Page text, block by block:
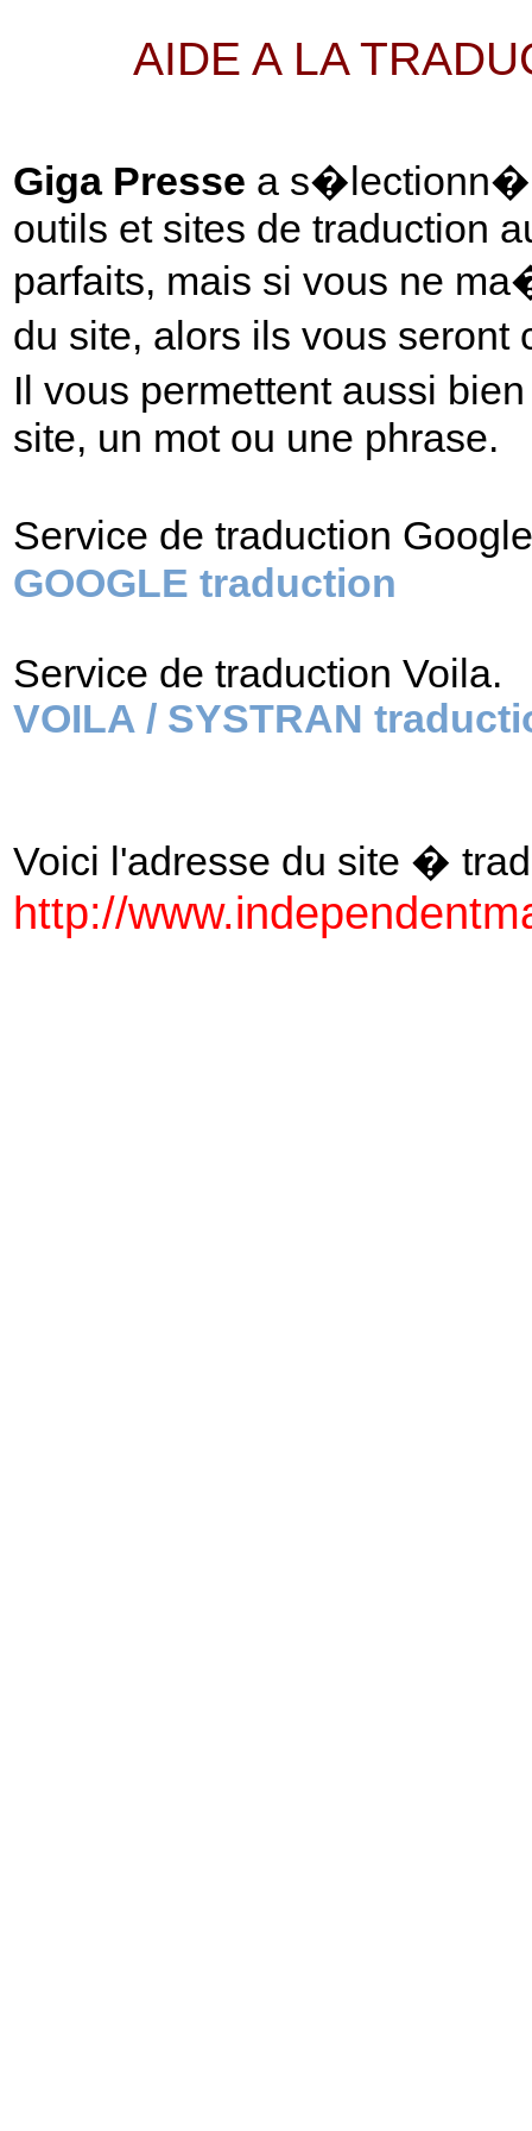
AIDE A LA
Giga Presse a s�lectionn�
outils et sites de traduction
parfaits, mais si vous ne
du site, alors ils vous
Il vous permettent aussi
site, un mot ou une phrase.
Service de traduction
GOOGLE traduction
Service de traduction Voila.
VOILA / SYSTRAN
Voici l'adresse du site �
http://